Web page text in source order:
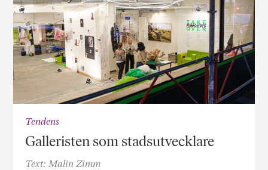
Tendens
Galleristen som stadsutvecklare
Text: Malin Zimm